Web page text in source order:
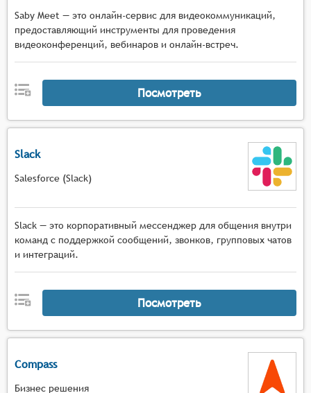
Saby Meet — это онлайн-сервис для видеокоммуникаций,
предоставляющий инструменты для проведения
видеоконференций, вебинаров и онлайн-встреч.
Посмотреть
Slack
Salesforce (Slack)
Slack — это корпоративный мессенджер для общения внутри
команд с поддержкой сообщений, звонков, групповых чатов
и интеграций.
Посмотреть
Compass
Бизнес решения